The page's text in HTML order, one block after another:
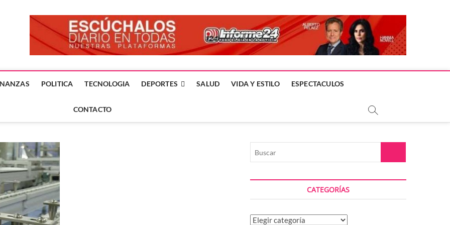
DÍA EN LA NOTICIA
POLITICA TECNOLOGIA DEPORTES SALUD VIDA Y ESTILO ESPECTACULOS
CONTACTO
CATEGORÍAS
Categorías